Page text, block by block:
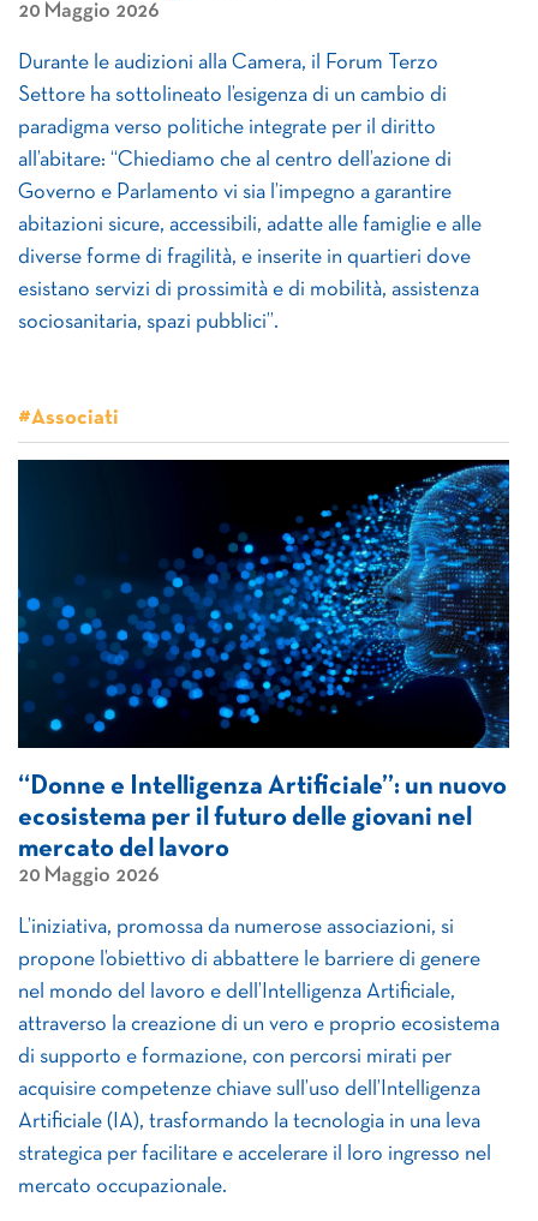
20 Maggio 2026
Durante le audizioni alla Camera, il Forum Terzo
Settore ha sottolineato l’esigenza di un cambio di
paradigma verso politiche integrate per il diritto
all’abitare: “Chiediamo che al centro dell’azione di
Governo e Parlamento vi sia l’impegno a garantire
abitazioni sicure, accessibili, adatte alle famiglie e alle
diverse forme di fragilità, e inserite in quartieri dove
esistano servizi di prossimità e di mobilità, assistenza
sociosanitaria, spazi pubblici”.
#Associati
“Donne e Intelligenza Artificiale”: un nuovo
ecosistema per il futuro delle giovani nel
mercato del lavoro
20 Maggio 2026
L’iniziativa, promossa da numerose associazioni, si
propone l’obiettivo di abbattere le barriere di genere
nel mondo del lavoro e dell’Intelligenza Artificiale,
attraverso la creazione di un vero e proprio ecosistema
di supporto e formazione, con percorsi mirati per
acquisire competenze chiave sull’uso dell’Intelligenza
Artificiale (IA), trasformando la tecnologia in una leva
strategica per facilitare e accelerare il loro ingresso nel
mercato occupazionale.